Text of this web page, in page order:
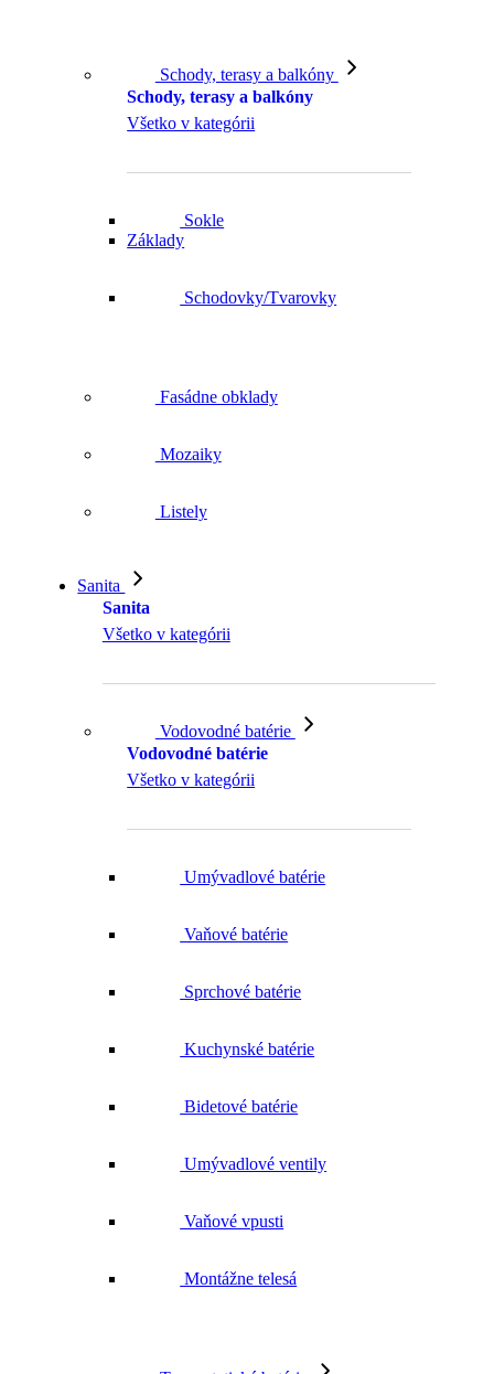
Schody, terasy a balkóny
Schody, terasy a balkóny
Všetko v kategórii
Sokle
Základy
Schodovky/Tvarovky
Fasádne obklady
Mozaiky
Listely
Sanita
Sanita
Všetko v kategórii
Vodovodné batérie
Vodovodné batérie
Všetko v kategórii
Umývadlové batérie
Vaňové batérie
Sprchové batérie
Kuchynské batérie
Bidetové batérie
Umývadlové ventily
Vaňové vpusti
Montážne telesá